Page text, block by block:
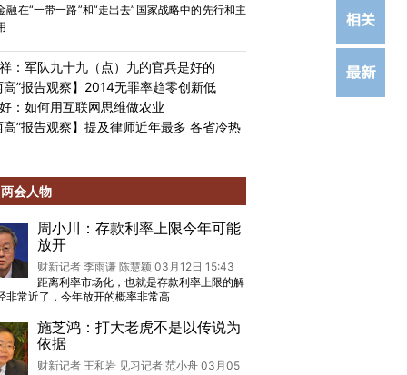
融在“一带一路”和“走出去”国家战略中的先行和主
：军队九十九（点）九的官兵是好的
高”报告观察】2014无罪率趋零创新低
：如何用互联网思维做农业
高”报告观察】提及律师近年最多 各省冷热
两会人物
周小川：存款利率上限今年可能
放开
财新记者 李雨谦 陈慧颖 03月12日 15:43
距离利率市场化，也就是存款利率上限的解
非常近了，今年放开的概率非常高
施芝鸿：打大老虎不是以传说为
依据
财新记者 王和岩 见习记者 范小舟 03月05